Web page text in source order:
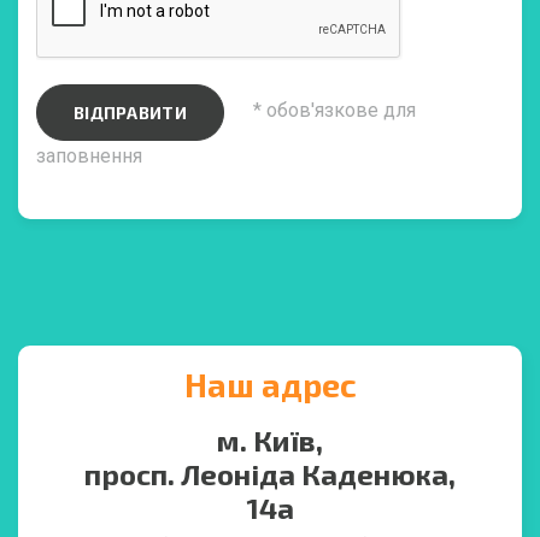
ВІДПРАВИТИ
* обов'язкове для
заповнення
Наш адрес
м. Київ,
просп. Леоніда Каденюка,
14а